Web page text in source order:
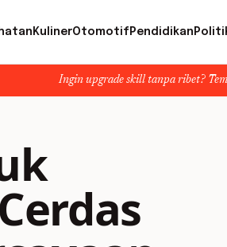
KulinerOtomotif Pendidikan
upgrade skill tanpa ribet? Temukan kelas